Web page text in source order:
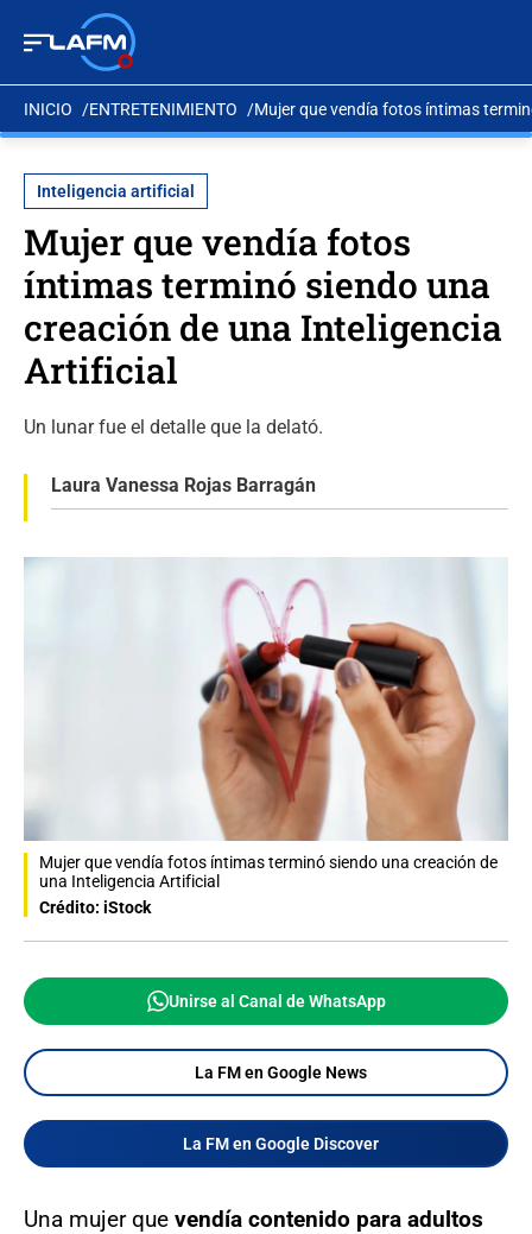
INICIO ENTRETENIMIENTO Mujer que vendía fotos íntimas
Inteligencia artificial
Mujer que vendía fotos
íntimas terminó siendo una
creación de una Inteligencia
Artificial
Un lunar fue el detalle que la delató.
Laura Vanessa Rojas Barragán
Mujer que vendía fotos íntimas terminó siendo una creación de
una Inteligencia Artificial
Crédito: iStock
Unirse al Canal de WhatsApp
La FM en Google News
La FM en Google Discover
Una mujer que vendía contenido para adultos